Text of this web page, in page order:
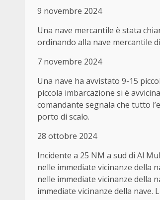
9 novembre 2024
Una nave mercantile è stata
ordinando alla nave mercantile
7 novembre 2024
Una nave ha avvistato 9-15
piccola imbarcazione si è
comandante segnala che tutto
porto di scalo.
28 ottobre 2024
Incidente a 25 NM a sud di Al
nelle immediate vicinanze della
nelle immediate vicinanze della
immediate vicinanze della nave.